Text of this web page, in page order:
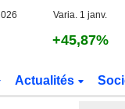
Varia. 1 janv.
+45,87%
Actualités